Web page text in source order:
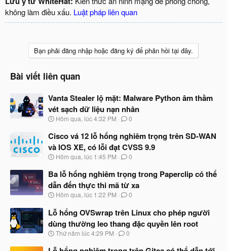
không làm điều xấu. Luật pháp liên quan
Bạn phải đăng nhập hoặc đăng ký để phản hồi tại đây.
Bài viết liên quan
Vanta Stealer lộ mặt: Malware Python âm thầm
vét sạch dữ liệu nạn nhân
N
à
b
ắ
đ
ầ
u
Hôm qua, lúc 4:32 PM 0
Cisco vá 12 lỗ hổng nghiêm trọng trên SD-WAN
và IOS XE, có lỗi đạt CVSS 9.9
N
à
y
b
ắ
đ
ầ
u
Hôm qua, lúc 1:45 PM 0
Ba lỗ hổng nghiêm trọng trong Paperclip có thể
dẫn đến thực thi mã từ xa
N
à
y
b
ắ
Hôm qua, lúc 1:22 PM 0
Lỗ hổng OVSwrap trên Linux cho phép người
dùng thường leo thang đặc quyền lên root
N
à
Thứ năm lúc 4:29 PM 0